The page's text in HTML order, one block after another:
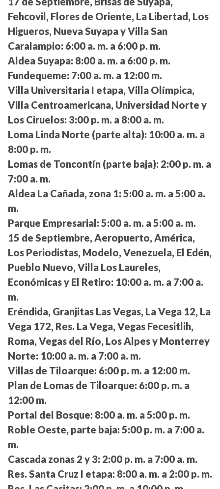
Fehcovil, Flores de Oriente, La Libertad, Los
Higueros, Nueva Suyapa y Villa San
Caralampio: 6:00 a. m. a 6:00 p. m.
Aldea Suyapa: 8:00 a. m. a 6:00 p. m.
Fundequeme: 7:00 a. m. a 12:00 m.
Villa Universitaria I etapa, Villa Olímpica,
Villa Centroamericana, Universidad Norte y
Los Ciruelos: 3:00 p. m. a 8:00 a. m.
Loma Linda Norte (parte alta): 10:00 a. m. a
8:00 p. m.
Lomas de Toncontín (parte baja): 2:00 p. m. a
7:00 a. m.
Aldea La Cañada, zona 1: 5:00 a. m. a 5:00 a.
m.
Parque Empresarial: 5:00 a. m. a 5:00 a. m.
15 de Septiembre, Aeropuerto, América,
Los Periodistas, Modelo, Venezuela, El Edén,
Pueblo Nuevo, Villa Los Laureles,
Económicas y El Retiro: 10:00 a. m. a 7:00 a.
m.
Eréndida, Granjitas Las Vegas, La Vega 12, La
Vega 172, Res. La Vega, Vegas Fecesitlih,
Roma, Vegas del Río, Los Alpes y Monterrey
Norte: 10:00 a. m. a 7:00 a. m.
Villas de Tiloarque: 6:00 p. m. a 12:00 m.
Plan de Lomas de Tiloarque: 6:00 p. m. a
12:00 m.
Portal del Bosque: 8:00 a. m. a 5:00 p. m.
Roble Oeste, parte baja: 5:00 p. m. a 7:00 a.
m.
Cascada zonas 2 y 3: 2:00 p. m. a 7:00 a. m.
Res. Santa Cruz I etapa: 8:00 a. m. a 2:00 p. m.